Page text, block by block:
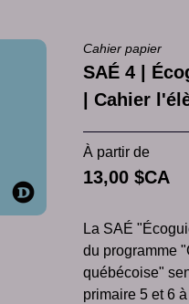
Cahier papier
SAÉ 4 |
| Cahier
À partir de
13,00 $CA
La SAÉ
du programme
québécoise"
primaire 5 et 6